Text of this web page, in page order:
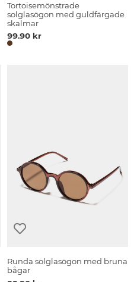
Tortoisemönstrade
solglasögon med guldfärgade
skalmar
99.90 kr
Runda solglasögon med bruna
bågar